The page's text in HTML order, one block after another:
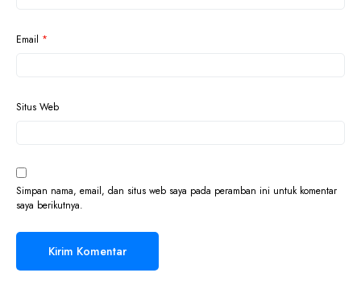
Email *
Situs Web
Simpan nama, email, dan situs web saya pada peramban ini untuk komentar
saya berikutnya.